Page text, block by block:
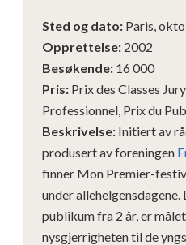
Sted og dato: Paris,
Opprettelse: 2002
Besøkende: 16 000
Pris: Prix des Classes
Professionnel, Prix du
Beskrivelse: Initiert av
produsert av foreningen
finner Mon Premier-
under
publikum fra 2 år, er
nysgjerrigheten til de